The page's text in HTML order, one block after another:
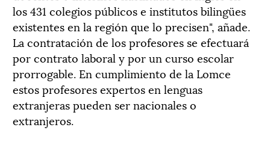
los 431 colegios públicos e institutos bilingües
existentes en la región que lo precisen", añade.
La contratación de los profesores se efectuará
por contrato laboral y por un curso escolar
prorrogable. En cumplimiento de la Lomce
estos profesores expertos en lenguas
extranjeras pueden ser nacionales o
extranjeros.